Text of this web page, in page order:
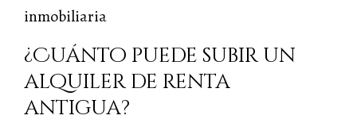
inmobiliaria
¿Cuánto puede subir un
alquiler de renta
antigua?